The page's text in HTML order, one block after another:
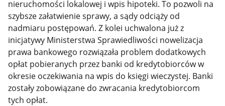
nieruchomości lokalowej i wpis hipoteki. To pozwoli na
szybsze załatwienie sprawy, a sądy odciąży od
nadmiaru postępowań. Z kolei uchwalona już z
inicjatywy Ministerstwa Sprawiedliwości nowelizacja
prawa bankowego rozwiązała problem dodatkowych
opłat pobieranych przez banki od kredytobiorców w
okresie oczekiwania na wpis do księgi wieczystej. Banki
zostały zobowiązane do zwracania kredytobiorcom
tych opłat.